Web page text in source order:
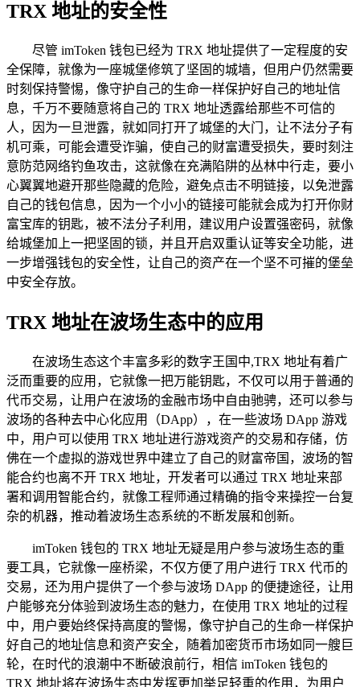
TRX 地址的安全性
尽管 imToken 钱包已经为 TRX 地址提供了一定程度的安
全保障，就像为一座城堡修筑了坚固的城墙，但用户仍然需要
时刻保持警惕，像守护自己的生命一样保护好自己的地址信
息，千万不要随意将自己的 TRX 地址透露给那些不可信的
人，因为一旦泄露，就如同打开了城堡的大门，让不法分子有
机可乘，可能会遭受诈骗，使自己的财富遭受损失，要时刻注
意防范网络钓鱼攻击，这就像在充满陷阱的丛林中行走，要小
心翼翼地避开那些隐藏的危险，避免点击不明链接，以免泄露
自己的钱包信息，因为一个小小的链接可能就会成为打开你财
富宝库的钥匙，被不法分子利用，建议用户设置强密码，就像
给城堡加上一把坚固的锁，并且开启双重认证等安全功能，进
一步增强钱包的安全性，让自己的资产在一个坚不可摧的堡垒
中安全存放。
TRX 地址在波场生态中的应用
在波场生态这个丰富多彩的数字王国中,TRX 地址有着广
泛而重要的应用，它就像一把万能钥匙，不仅可以用于普通的
代币交易，让用户在波场的金融市场中自由驰骋，还可以参与
波场的各种去中心化应用（DApp），在一些波场 DApp 游戏
中，用户可以使用 TRX 地址进行游戏资产的交易和存储，仿
佛在一个虚拟的游戏世界中建立了自己的财富帝国，波场的智
能合约也离不开 TRX 地址，开发者可以通过 TRX 地址来部
署和调用智能合约，就像工程师通过精确的指令来操控一台复
杂的机器，推动着波场生态系统的不断发展和创新。
imToken 钱包的 TRX 地址无疑是用户参与波场生态的重
要工具，它就像一座桥梁，不仅方便了用户进行 TRX 代币的
交易，还为用户提供了一个参与波场 DApp 的便捷途径，让用
户能够充分体验到波场生态的魅力，在使用 TRX 地址的过程
中，用户要始终保持高度的警惕，像守护自己的生命一样保护
好自己的地址信息和资产安全，随着加密货币市场如同一艘巨
轮，在时代的浪潮中不断破浪前行，相信 imToken 钱包的
TRX 地址将在波场生态中发挥更加举足轻重的作用，为用户